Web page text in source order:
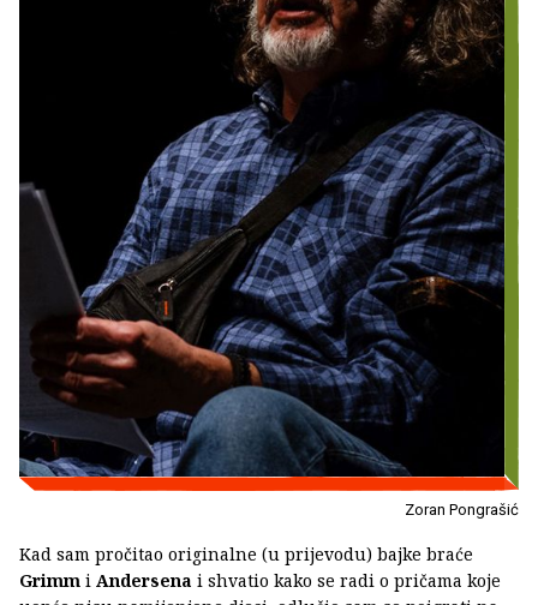
Zoran Pongrašić
Kad sam pročitao originalne (u prijevodu) bajke braće
Grimm i Andersena i shvatio kako se radi o pričama koje